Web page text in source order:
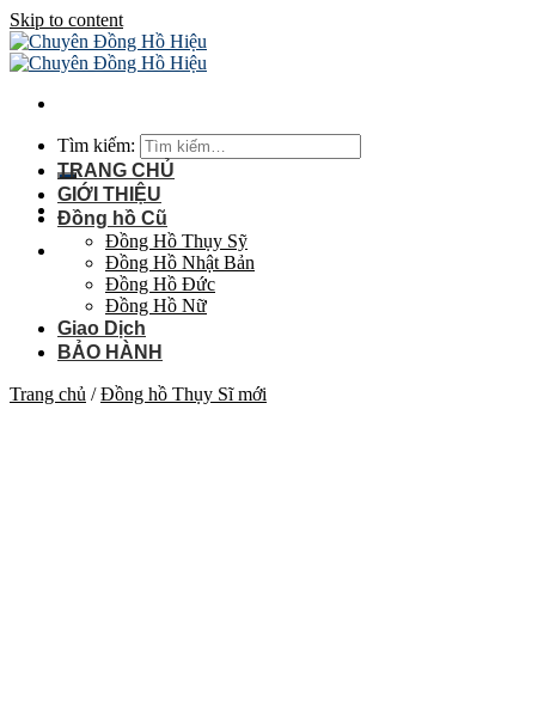
Skip to content
Tìm kiếm:
TRANG CHỦ
GIỚI THIỆU
Đồng hồ Cũ
Đồng Hồ Thụy Sỹ
Đồng Hồ Nhật Bản
Đồng Hồ Đức
Đồng Hồ Nữ
Giao Dịch
BẢO HÀNH
Trang chủ / Đồng hồ Thụy Sĩ mới